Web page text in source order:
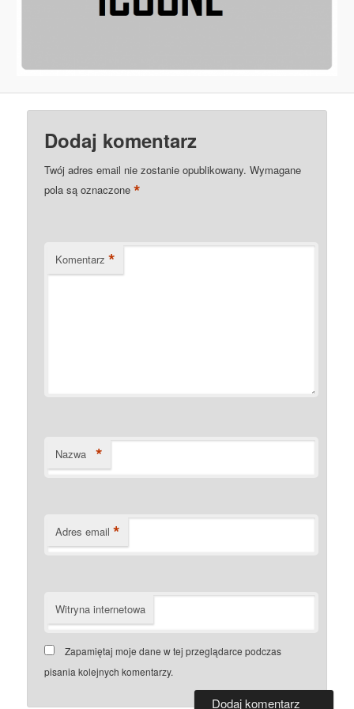
Dodaj komentarz
Twój adres email nie zostanie opublikowany. Wymagane
pola są oznaczone*
Komentarz *
Nazwa *
Adres email *
Witryna internetowa
Zapamiętaj moje dane w tej przeglądarce podczas
pisania kolejnych komentarzy.